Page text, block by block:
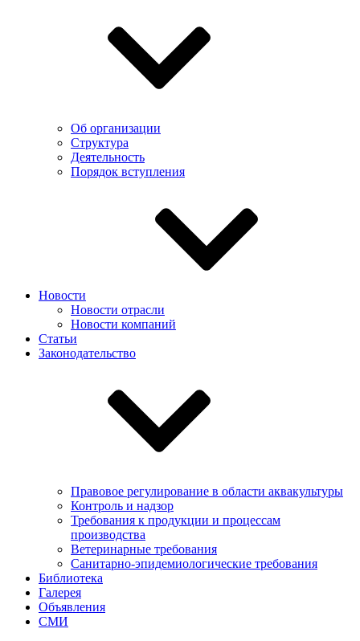
Об организации
Структура
Деятельность
Порядок вступления
Новости
Новости отрасли
Новости компаний
Статьи
Законодательство
Правовое регулирование в области аквакультуры
Контроль и надзор
Требования к продукции и процессам
производства
Ветеринарные требования
Санитарно-эпидемиологические требования
Библиотека
Галерея
Объявления
СМИ